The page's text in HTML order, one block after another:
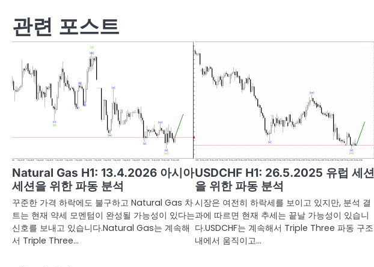
색
관련 포스트
Natural Gas H1: 13.4.2026 아시아
세션을 위한 파동 분석
꾸준한 가격 하락에도 불구하고 Natural Gas 차
트는 현재 약세 모멘텀이 완성될 가능성이 있다는
신호를 보내고 있습니다.Natural Gas는 계속해
서 Triple Three…
USDCHF H1: 26.5.2025 유럽 세션
을 위한 파동 분석
시장은 여전히 하락세를 보이고 있지만, 분석 결
과에 따르면 현재 추세는 끝날 가능성이 있습니
다.USDCHF는 계속해서 Triple Three 파동 구조
내에서 움직이고…